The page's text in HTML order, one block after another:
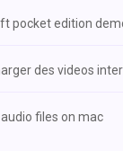
pocket edition
des videos
files on mac